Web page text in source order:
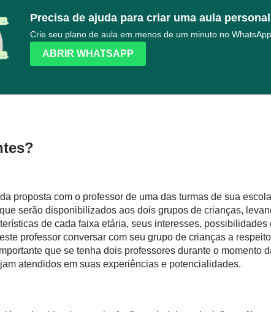
Precisa de ajuda para criar uma aula
Crie seu plano de aula em menos de um minuto no WhatsApp.
ABRIR WHATSAPP
proposta com o professor de uma das turmas de sua
serão disponibilizados aos dois grupos de crianças,
de cada faixa etária, seus interesses, possibilidades
professor conversar com seu grupo de crianças a
que se tenha dois professores durante o momento
atendidos em suas experiências e potencialidades.